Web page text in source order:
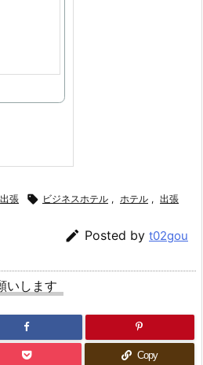
出張  ビジネスホテル , ホテル , 出張
 Posted by t02gou
いします
Copy